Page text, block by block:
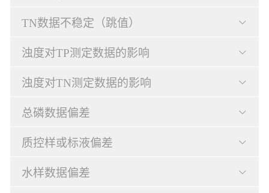
TN数据不稳定（跳值）
浊度对TP测定数据的影响
浊度对TN测定数据的影响
总磷数据偏差
质控样或标液偏差
水样数据偏差